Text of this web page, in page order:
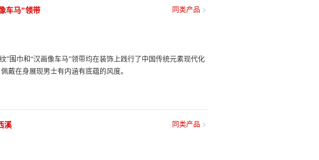
车马”领带
同类产品
”围巾和“汉画像车马”领带均在装饰上践行了中国传统元素现代化
戴在身展现男士有内涵有底蕴的风度。
溪
同类产品